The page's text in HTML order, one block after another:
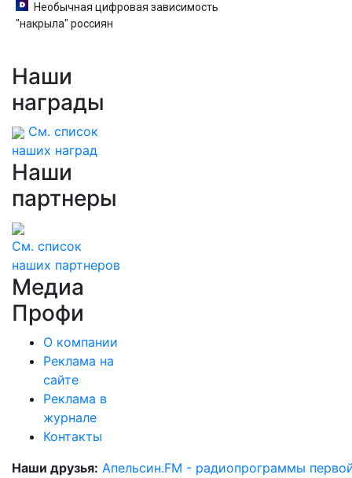
Необычная цифровая зависимость
"накрыла" россиян
Наши
награды
См. список
наших наград
Наши
партнеры
См. список
наших партнеров
Медиа
Профи
О компании
Реклама на
сайте
Реклама в
журнале
Контакты
Наши друзья: Апельсин.FM - радиопрограммы